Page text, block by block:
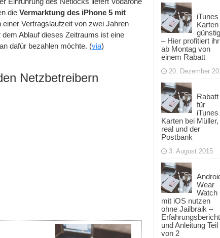
die Vermarktung des iPhone 5 mit
einer Vertragslaufzeit von zwei Jahren
Ablauf dieses Zeitraums ist eine
dafür bezahlen möchte. (via)
Netzbetreibern
iTunes
Karten
– Hier profitiert ihr
ab Montag von
einem Rabatt
20. Dezember
Rabatt
für
iTunes
Karten bei Müller,
real und der
Postbank
3. August 2015
Wear
Watch
mit iOS nutzen
ohne Jailbraik –
Erfahrungsbericht
und Anleitung Teil
von 2